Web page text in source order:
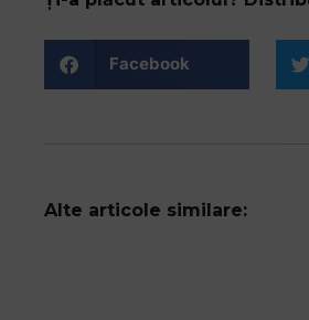
Facebook
Alte articole similare: